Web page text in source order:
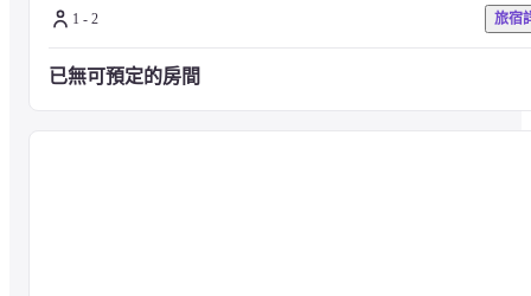
1 - 2 旅宿
已無可預定的房間